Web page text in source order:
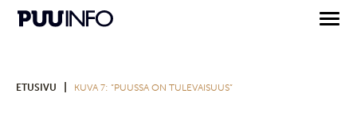
ETUSIVU KUVA 7: ”PUUSSA ON TULEVAISUUS”